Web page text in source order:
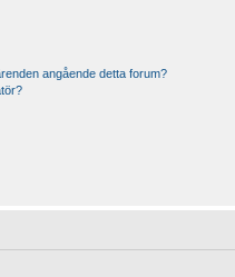
angående detta forum?